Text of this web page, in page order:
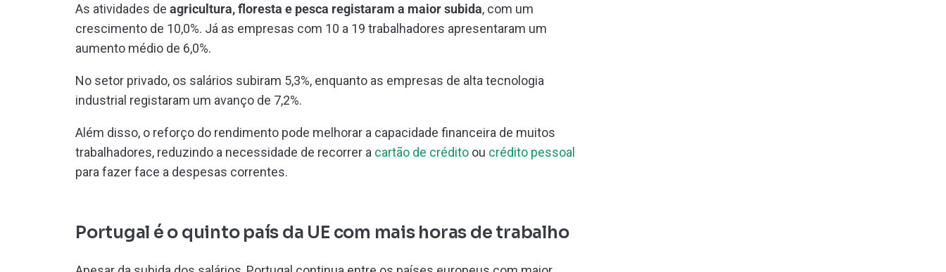
As atividades de agricultura, floresta e pesca registaram a maior subida, com um
crescimento de 10,0%. Já as empresas com 10 a 19 trabalhadores apresentaram um
aumento médio de 6,0%.
No setor privado, os salários subiram 5,3%, enquanto as empresas de alta tecnologia
industrial registaram um avanço de 7,2%.
Além disso, o reforço do rendimento pode melhorar a capacidade financeira de muitos
trabalhadores, reduzindo a necessidade de recorrer a cartão de crédito ou crédito pessoal
para fazer face a despesas correntes.
Portugal é o quinto país da UE com mais horas de trabalho